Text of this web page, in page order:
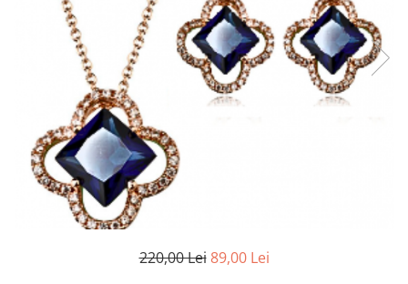
Cadouri barbati
Seturi cadou barbati
Seturi cadou barbati portofel si curea
Ceasuri pentru EL
Cadouri craciun barbati
Cadouri personalizate barbati
Cadouri copii
Caciuli copii
Cadouri copii bebelusi 0+
Etichete scolare
Sepci personalizate
Bannere personalizate scoli si gradinite
Caserole personalizate sandwich
Saculeti personalizati
Sticla de apa personalizata
Agende si caiete personalizate
220,00 Lei 89,00 Lei